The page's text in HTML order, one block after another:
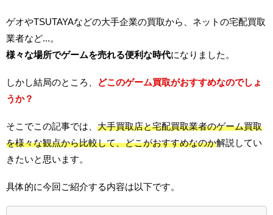
ゲオやTSUTAYAなどの大手企業の買取から、ネットの宅配買取
業者など...。
様々な場所でゲームを売れる便利な時代になりました。
しかし結局のところ、
どこのゲーム買取がおすすめなのでしょ
うか？
そこでこの記事では、 大手買取店と宅配買取業者のゲーム買取
を様々な観点から比較して、どこがおすすめなのか解説してい
きたいと思います。
具体的に今回ご紹介する内容は以下です。